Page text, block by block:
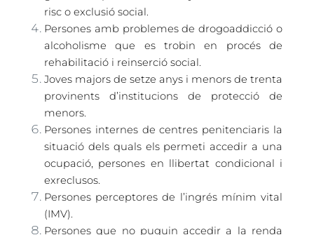
risc o exclusió social.
Persones amb problemes de drogoaddicció o
alcoholisme que es trobin en procés de
rehabilitació i reinserció social.
Joves majors de setze anys i menors de trenta
provinents d’institucions de protecció de
menors.
Persones internes de centres penitenciaris la
situació dels quals els permeti accedir a una
ocupació, persones en llibertat condicional i
exreclusos.
Persones perceptores de l’ingrés mínim vital
(IMV).
Persones que no puguin accedir a la renda